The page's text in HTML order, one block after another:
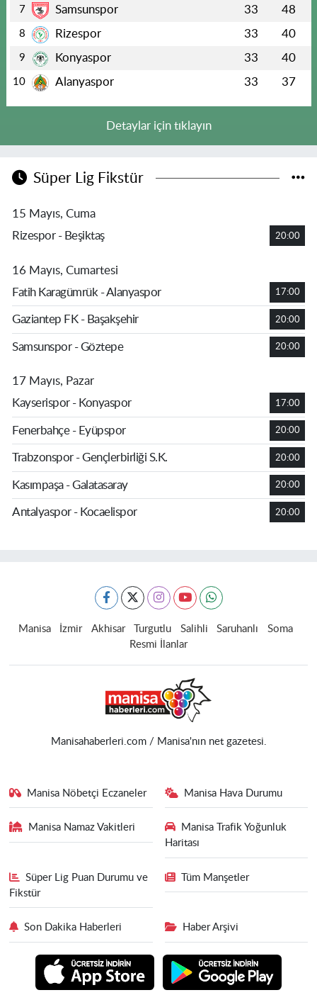
7 Samsunspor 33 48
8 Rizespor 33 40
9 Konyaspor 33 40
10 Alanyaspor 33 37
Detaylar için tıklayın
Süper Lig Fikstür
15 Mayıs, Cuma
Rizespor - Beşiktaş
20:00
16 Mayıs, Cumartesi
Fatih Karagümrük - Alanyaspor
17:00
Gaziantep FK - Başakşehir 20:00
Samsunspor - Göztepe 20:00
17 Mayıs, Pazar
Kayserispor - Konyaspor
17:00
Fenerbahçe - Eyüpspor 20:00
Trabzonspor - Gençlerbirliği S.K. 20:00
Kasımpaşa - Galatasaray 20:00
Antalyaspor - Kocaelispor 20:00
Manisa İzmir Akhisar Turgutlu Salihli Saruhanlı
Soma
Resmi İlanlar
Manisahaberleri.com / Manisa'nın net gazetesi.
Manisa Nöbetçi Eczaneler Manisa Hava Durumu
Manisa Namaz Vakitleri
Manisa Trafik Yoğunluk
Haritası
Süper Lig Puan Durumu ve
Fikstür
Tüm Manşetler
Son Dakika Haberleri Haber Arşivi